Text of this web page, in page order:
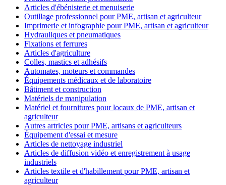
Articles d'ébénisterie et menuiserie
Outillage professionnel pour PME, artisan et agriculteur
Imprimerie et infographie pour PME, artisan et agriculteur
Hydrauliques et pneumatiques
Fixations et ferrures
Articles d'agriculture
Colles, mastics et adhésifs
Automates, moteurs et commandes
Équipements médicaux et de laboratoire
Bâtiment et construction
Matériels de manipulation
Matériel et fournitures pour locaux de PME, artisan et
agriculteur
Autres artricles pour PME, artisans et agriculteurs
Équipement d'essai et mesure
Articles de nettoyage industriel
Articles de diffusion vidéo et enregistrement à usage
industriels
Articles textile et d'habillement pour PME, artisan et
agriculteur